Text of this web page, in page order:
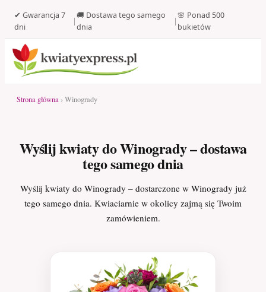
✔ Gwarancja 7
dni
|
🚚 Dostawa tego samego
dnia
|
🌸 Ponad 500
bukietów
Strona główna › Winogrady
Wyślij kwiaty do Winogrady – dostawa
tego samego dnia
Wyślij kwiaty do Winogrady – dostarczone w Winogrady już
tego samego dnia. Kwiaciarnie w okolicy zajmą się Twoim
zamówieniem.